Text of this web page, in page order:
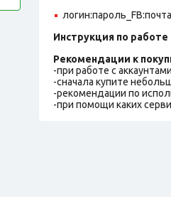
Инструкция по
Рекомендации к
-при работе с
-сначала купите
-рекомендации по
-при помощи каких